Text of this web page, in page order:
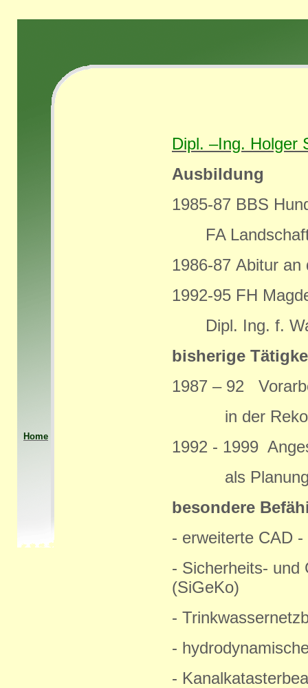
Home
Dipl. –Ing. Holger
Ausbildung
1985-87 BBS
FA
1986-87 Abitur
1992-95 FH
Dipl. Ing. f.
bisherige
1987 – 92
in der
1992 - 1999
als
besondere
- erweiterte CAD -
- Sicherheits- und
(SiGeKo)
-
-
-